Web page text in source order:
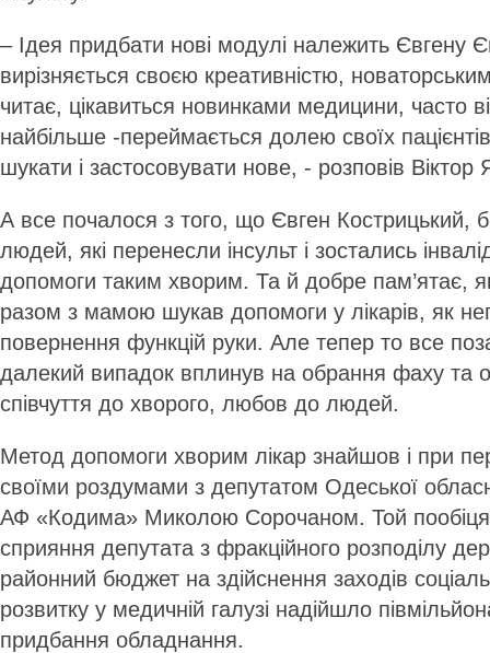
– Ідея придбати нові модулі належить Євгену
вирізняється своєю креативністю,
читає, цікавиться новинками медицини, часто
найбільше -переймається долею своїх
шукати і застосовувати нове, - розповів
А все почалося з того, що Євген Кострицький,
людей, які перенесли інсульт і зостались
допомоги таким хворим. Та й добре пам’ятає,
разом з мамою шукав допомоги у лікарів, як
повернення функцій руки. Але тепер то все
далекий випадок вплинув на обрання фаху та
співчуття до хворого, любов до людей.
Метод допомоги хворим лікар знайшов і при
своїми роздумами з депутатом Одеської
АФ «Кодима» Миколою Сорочаном. Той
сприяння депутата з фракційного розподілу
районний бюджет на здійснення заходів
розвитку у медичній галузі надійшло
придбання обладнання.